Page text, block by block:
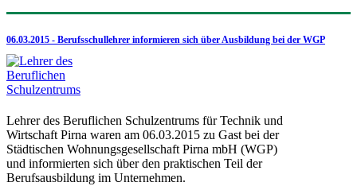
06.03.2015 - Berufsschullehrer informieren sich über Ausbildung bei der WGP
Lehrer des Beruflichen Schulzentrums für Technik und
Wirtschaft Pirna waren am 06.03.2015 zu Gast bei der
Städtischen Wohnungsgesellschaft Pirna mbH (WGP)
und informierten sich über den praktischen Teil der
Berufsausbildung im Unternehmen.